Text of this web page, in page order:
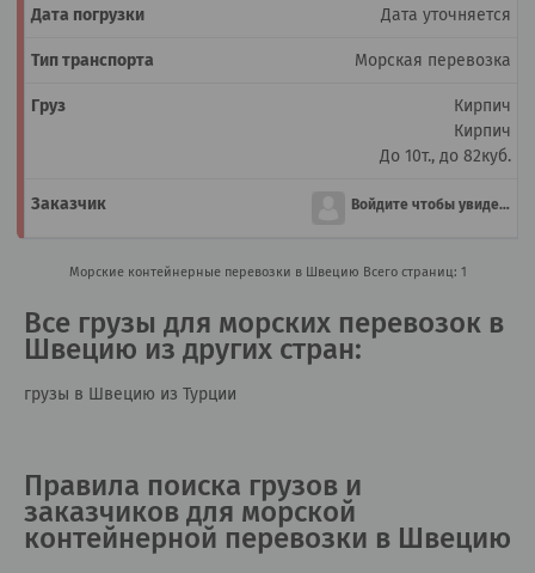
Дата уточняется
Морская перевозка
Кирпич
Кирпич
До 10т., до 82куб.
Войдите чтобы увидеть
Морские контейнерные перевозки в Швецию Всего страниц: 1
Все грузы для морских перевозок в
Швецию из других стран:
грузы в Швецию из Турции
Правила поиска грузов и
заказчиков для морской
контейнерной перевозки в Швецию